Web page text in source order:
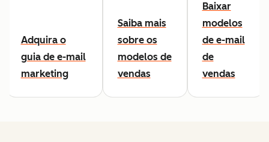
Adquira o
guia de e-mail
marketing
Saiba mais
sobre os
modelos de
vendas
Baixar
modelos
de e-mail
de
vendas